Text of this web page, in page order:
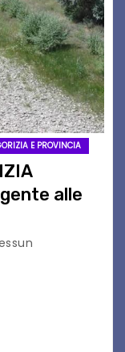
E PROVINCIA
alle